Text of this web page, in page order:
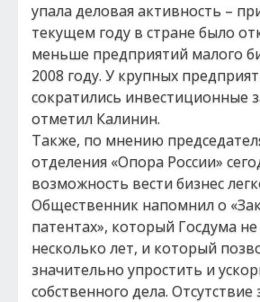
упала деловая активность –
текущем году в стране было
меньше предприятий малого
2008 году. У крупных
сократились инвестиционные
отметил Калинин.
Также, по мнению
отделения «Опора России»
возможность вести бизнес
Общественник напомнил о
патентах», который Госдума
несколько лет, и который
значительно упростить и
собственного дела. Отсутствие